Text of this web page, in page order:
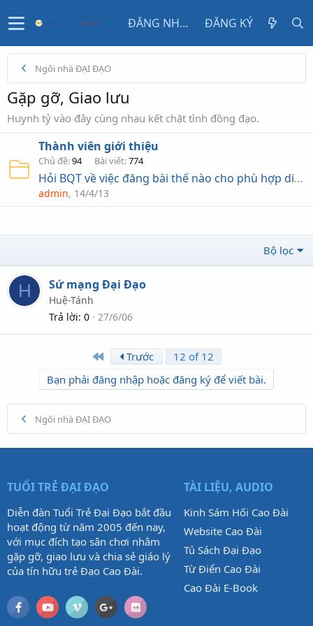
ĐĂNG NHẬP ĐĂNG KÝ
Ngôi nhà ĐẠI ĐẠO
Gặp gỡ, Giao lưu
Huynh tỷ vào đây cùng nhau kết chặt tình đồng đạo.
Thành viên giới thiệu
Chủ đề 94 Bài viết 774
Hỏi BQT về việc đăng bài thế nào cho phù hợp diẽn đàn
admin 14/4/13
Bộ lọc
H Sứ mạng Đại Đạo
Huệ-Tánh
Trả lời 0 27/6/06
First Trước
12 of 12
Bạn phải đăng nhập hoặc đăng ký để viết bài.
Ngôi nhà ĐẠI ĐẠO
TUỔI TRẺ ĐẠI ĐẠO
Diễn đàn Tuổi Trẻ Đại Đạo bắt đầu
hoạt động từ năm 2005 đến nay,
với mục đích tạo sân chơi nhằm
gặp gỡ, giao lưu và chia sẻ giáo lý
của tín hữu trẻ Đạo Cao Đài.
TÀI LIỆU, AUDIO
Kinh Sám Hối Cao Đài
Website Cao Đài
Tủ Sách Đại Đạo
Từ Điển Cao Đài
Cao Đài E-Book